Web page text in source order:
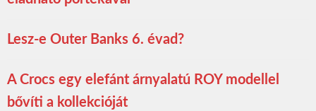
Lesz-e Outer Banks 6. évad?
A Crocs egy elefánt árnyalatú ROY modellel
bővíti a kollekcióját